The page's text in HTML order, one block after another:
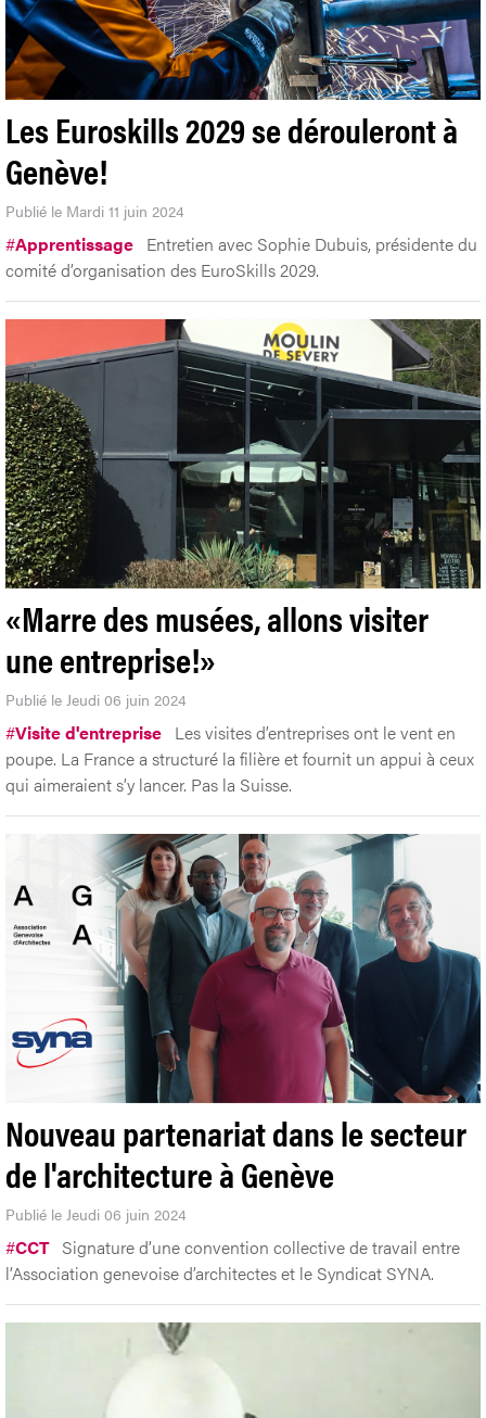
Les Euroskills 2029 se dérouleront à
Genève!
Publié le Mardi 11 juin 2024
#Apprentissage Entretien avec Sophie Dubuis, présidente du
comité d’organisation des EuroSkills 2029.
«Marre des musées, allons visiter
une entreprise!»
Publié le Jeudi 06 juin 2024
#Visite d'entreprise Les visites d’entreprises ont le vent en
poupe. La France a structuré la filière et fournit un appui à ceux
qui aimeraient s’y lancer. Pas la Suisse.
Nouveau partenariat dans le secteur
de l'architecture à Genève
Publié le Jeudi 06 juin 2024
#CCT Signature d’une convention collective de travail entre
l’Association genevoise d’architectes et le Syndicat SYNA.